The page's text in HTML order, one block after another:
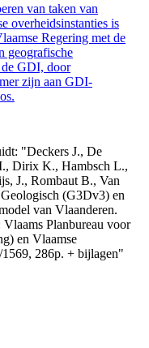
van taken van
overheidsinstanties is
Regering met de
geografische
de GDI, door
zijn aan GDI-
"Deckers J., De
Dirix K., Hambsch L.,
J., Rombaut B., Van
(G3Dv3) en
van Vlaanderen.
Planbureau voor
en Vlaamse
286p. + bijlagen"